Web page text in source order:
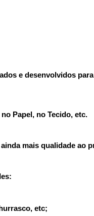
e desenvolvidos
Papel, no Tecido, etc.
mais qualidade ao
etc;